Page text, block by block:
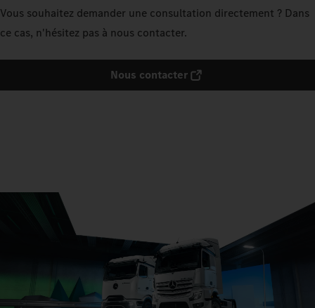
Vous souhaitez demander une consultation directement ? Dans
ce cas, n'hésitez pas à nous contacter.
Nous contacter